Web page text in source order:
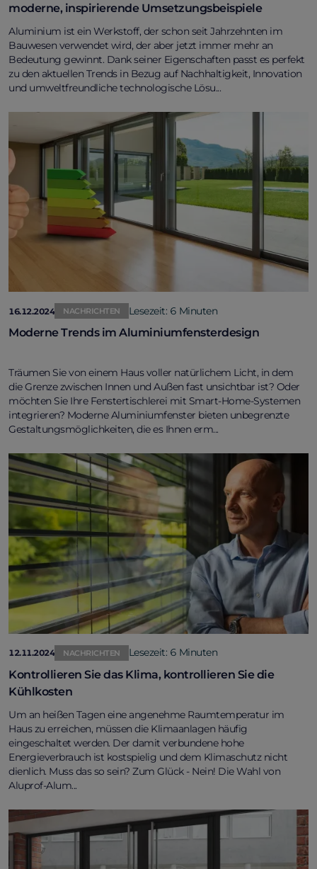
moderne, inspirierende Umsetzungsbeispiele
Aluminium ist ein Werkstoff, der schon seit Jahrzehnten im
Bauwesen verwendet wird, der aber jetzt immer mehr an
Bedeutung gewinnt. Dank seiner Eigenschaften passt es perfekt
zu den aktuellen Trends in Bezug auf Nachhaltigkeit, Innovation
und umweltfreundliche technologische Lösu...
16.12.2024 NACHRICHTEN Lesezeit: 6 Minuten
Moderne Trends im Aluminiumfensterdesign
Träumen Sie von einem Haus voller natürlichem Licht, in dem
die Grenze zwischen Innen und Außen fast unsichtbar ist? Oder
möchten Sie Ihre Fenstertischlerei mit Smart-Home-Systemen
integrieren? Moderne Aluminiumfenster bieten unbegrenzte
Gestaltungsmöglichkeiten, die es Ihnen erm...
12.11.2024 NACHRICHTEN Lesezeit: 6 Minuten
Kontrollieren Sie das Klima, kontrollieren Sie die
Kühlkosten
Um an heißen Tagen eine angenehme Raumtemperatur im
Haus zu erreichen, müssen die Klimaanlagen häufig
eingeschaltet werden. Der damit verbundene hohe
Energieverbrauch ist kostspielig und dem Klimaschutz nicht
dienlich. Muss das so sein? Zum Glück - Nein! Die Wahl von
Aluprof-Alum...